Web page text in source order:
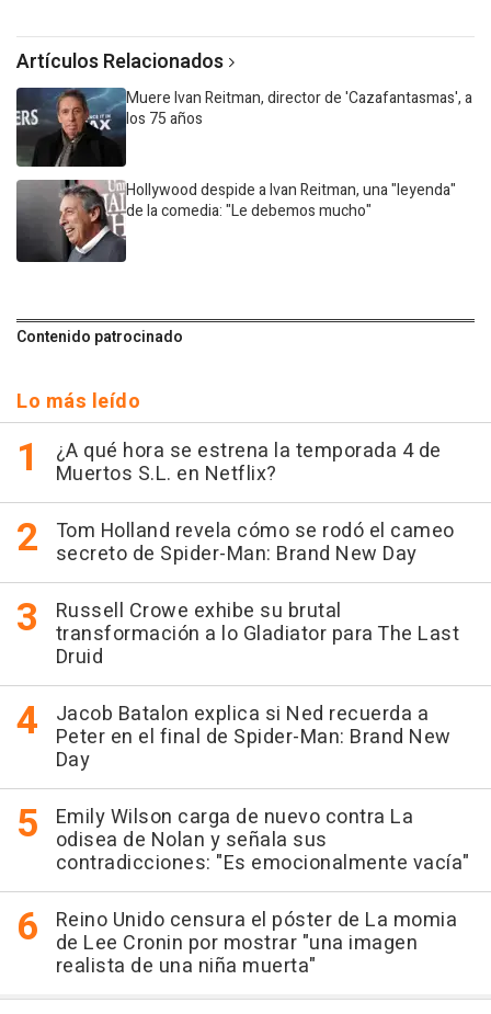
Artículos Relacionados
Muere Ivan Reitman, director de 'Cazafantasmas', a
los 75 años
Hollywood despide a Ivan Reitman, una "leyenda"
de la comedia: "Le debemos mucho"
Contenido patrocinado
Lo más leído
¿A qué hora se estrena la temporada 4 de
Muertos S.L. en Netflix?
Tom Holland revela cómo se rodó el cameo
secreto de Spider-Man: Brand New Day
Russell Crowe exhibe su brutal
transformación a lo Gladiator para The Last
Druid
Jacob Batalon explica si Ned recuerda a
Peter en el final de Spider-Man: Brand New
Day
Emily Wilson carga de nuevo contra La
odisea de Nolan y señala sus
contradicciones: "Es emocionalmente vacía"
Reino Unido censura el póster de La momia
de Lee Cronin por mostrar "una imagen
realista de una niña muerta"